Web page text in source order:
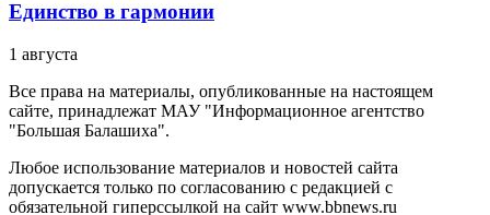
Единство в гармонии
1 августа
Все права на материалы, опубликованные на настоящем
сайте, принадлежат МАУ "Информационное агентство
"Большая Балашиха".
Любое использование материалов и новостей сайта
допускается только по согласованию с редакцией с
обязательной гиперссылкой на сайт www.bbnews.ru